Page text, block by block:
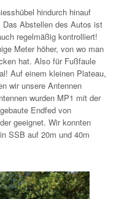
hindurch hinauf
Abstellen des Autos ist
regelmäßig kontrolliert!
Meter höher, von wo man
hat. Also für Fußfaule
Auf einem kleinen Plateau,
wir unsere Antennen
wurden MP1 mit der
Endfed von
geeignet. Wir konnten
SSB auf 20m und 40m